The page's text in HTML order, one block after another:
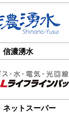
信濃湧水
ネットスーパー